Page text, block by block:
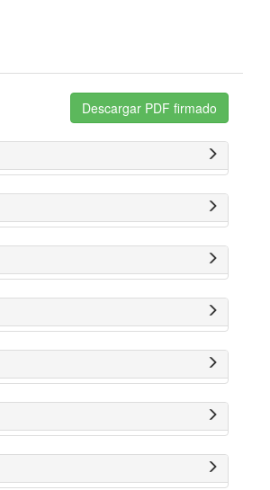
Descargar PDF firmado